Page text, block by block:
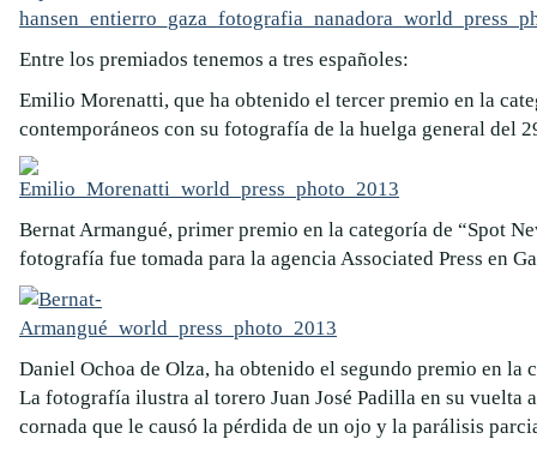
Entre los premiados tenemos a tres españoles:
Emilio Morenatti, que ha obtenido el tercer premio en la
contemporáneos con su fotografía de la huelga general del
Bernat Armangué, primer premio en la categoría de “Spot
fotografía fue tomada para la agencia Associated Press en
Daniel Ochoa de Olza, ha obtenido el segundo premio en la
La fotografía ilustra al torero Juan José Padilla en su vuelta
cornada que le causó la pérdida de un ojo y la parálisis